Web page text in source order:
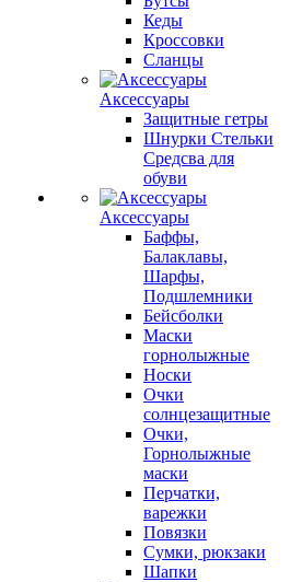
Кеды
Кроссовки
Сланцы
Аксессуары
Защитные гетры
Шнурки Стельки
Средсва для
обуви
Аксессуары
Баффы,
Балаклавы,
Шарфы,
Подшлемники
Бейсболки
Маски
горнолыжные
Носки
Очки
солнцезащитные
Очки,
Горнолыжные
маски
Перчатки,
варежки
Повязки
Сумки, рюкзаки
Шапки